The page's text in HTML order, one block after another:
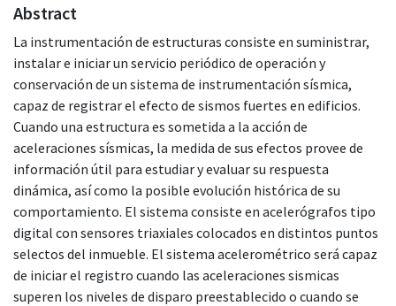
Abstract
La instrumentación de estructuras consiste en suministrar,
instalar e iniciar un servicio periódico de operación y
conservación de un sistema de instrumentación sísmica,
capaz de registrar el efecto de sismos fuertes en edificios.
Cuando una estructura es sometida a la acción de
aceleraciones sísmicas, la medida de sus efectos provee de
información útil para estudiar y evaluar su respuesta
dinámica, así como la posible evolución histórica de su
comportamiento. El sistema consiste en acelerógrafos tipo
digital con sensores triaxiales colocados en distintos puntos
selectos del inmueble. El sistema acelerométrico será capaz
de iniciar el registro cuando las aceleraciones sismicas
superen los niveles de disparo preestablecido o cuando se